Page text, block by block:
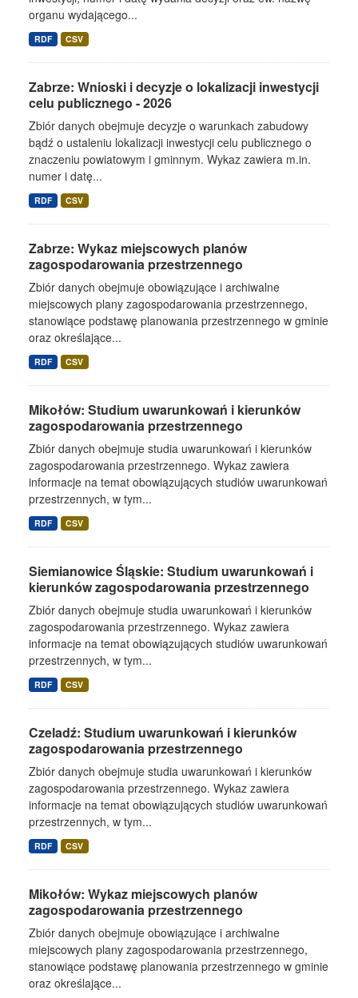
organu wydającego...
RDF CSV
Zabrze: Wnioski i decyzje o lokalizacji inwestycji
celu publicznego - 2026
Zbiór danych obejmuje decyzje o warunkach zabudowy
bądź o ustaleniu lokalizacji inwestycji celu publicznego o
znaczeniu powiatowym i gminnym. Wykaz zawiera m.in.
numer i datę...
RDF CSV
Zabrze: Wykaz miejscowych planów
zagospodarowania przestrzennego
Zbiór danych obejmuje obowiązujące i archiwalne
miejscowych plany zagospodarowania przestrzennego,
stanowiące podstawę planowania przestrzennego w gminie
oraz określające...
RDF CSV
Mikołów: Studium uwarunkowań i kierunków
zagospodarowania przestrzennego
Zbiór danych obejmuje studia uwarunkowań i kierunków
zagospodarowania przestrzennego. Wykaz zawiera
informacje na temat obowiązujących studiów uwarunkowań
przestrzennych, w tym...
RDF CSV
Siemianowice Śląskie: Studium uwarunkowań i
kierunków zagospodarowania przestrzennego
Zbiór danych obejmuje studia uwarunkowań i kierunków
zagospodarowania przestrzennego. Wykaz zawiera
informacje na temat obowiązujących studiów uwarunkowań
przestrzennych, w tym...
RDF CSV
Czeladź: Studium uwarunkowań i kierunków
zagospodarowania przestrzennego
Zbiór danych obejmuje studia uwarunkowań i kierunków
zagospodarowania przestrzennego. Wykaz zawiera
informacje na temat obowiązujących studiów uwarunkowań
przestrzennych, w tym...
RDF CSV
Mikołów: Wykaz miejscowych planów
zagospodarowania przestrzennego
Zbiór danych obejmuje obowiązujące i archiwalne
miejscowych plany zagospodarowania przestrzennego,
stanowiące podstawę planowania przestrzennego w gminie
oraz określające...